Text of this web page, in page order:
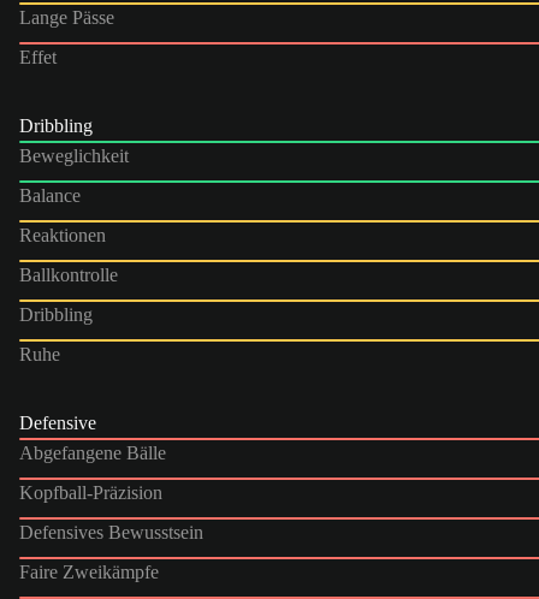
Lange Pässe
Effet
Dribbling
Beweglichkeit
Balance
Reaktionen
Ballkontrolle
Dribbling
Ruhe
Defensive
Abgefangene Bälle
Kopfball-Präzision
Defensives Bewusstsein
Faire Zweikämpfe